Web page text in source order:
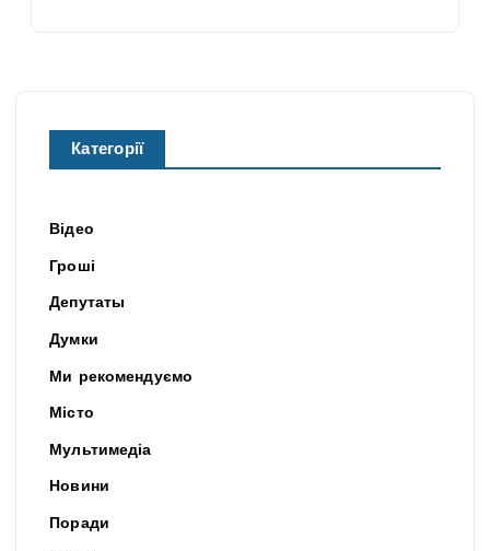
Категорії
Відео
Гроші
Депутаты
Думки
Ми рекомендуємо
Місто
Мультимедіа
Новини
Поради